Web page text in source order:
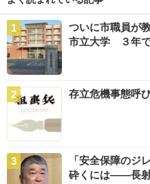
ついに市職員が
市立大学 ３年
存立危機事態呼
「安全保障のジ
砕くには――長射